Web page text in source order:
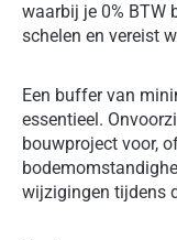
waarbij je 0% BTW
schelen en vereist
Een buffer van
essentieel.
bouwproject voor,
wijzigingen tijdens